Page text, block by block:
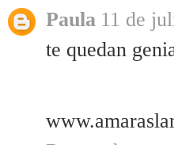
Paula 11 de
te quedan